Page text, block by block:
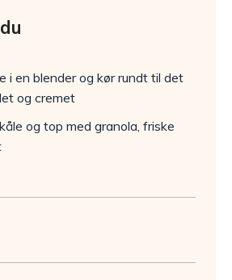
i en blender og kør rundt til det
og cremet
og top med granola, friske